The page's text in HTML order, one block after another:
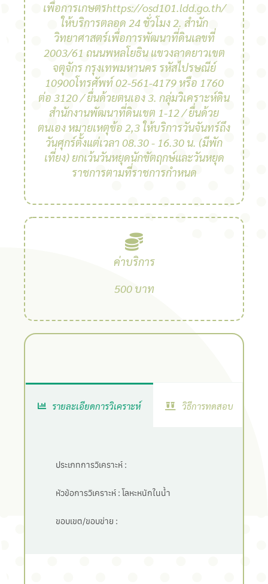
เพื่อการเกษตรhttps://osd101.ldd.go.th/
ให้บริการตลอด 24 ชั่วโมง 2. สํานัก
วิทยาศาสตร์เพื่อการพัฒนาที่ดินเลขที่
2003/61 ถนนพหลโยธิน แขวงลาดยาวเขต
จตุจักร กรุงเทพมหานคร รหัสไปรษณีย์
10900โทรศัพท์ 02-561-4179 หรือ 1760
ต่อ 3120 / ยื่นด้วยตนเอง 3. กลุ่มวิเคราะห์ดิน
สํานักงานพัฒนาที่ดินเขต 1-12 / ยื่นด้วย
ตนเอง หมายเหตุข้อ 2,3 ให้บริการวันจันทร์ถึง
วันศุกร์ตั้งแต่เวลา 08.30 - 16.30 น. (มีพัก
เที่ยง) ยกเว้นวันหยุดนักขัตฤกษ์และวันหยุด
ราชการตามที่ราชการกําหนด
ค่าบริการ
500 บาท
รายละเอียดการวิเคราะห์ วิธีการทดสอบ
ประเภทการวิเคราะห์ :
หัวข้อการวิเคราะห์ : โลหะหนักในน้ำ
ขอบเขต/ขอบข่าย :